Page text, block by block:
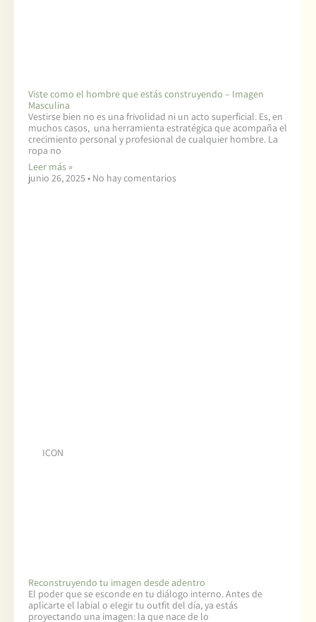
Viste como el hombre que estás construyendo – Imagen
Masculina
Vestirse bien no es una frivolidad ni un acto superficial. Es, en
muchos casos, una herramienta estratégica que acompaña el
crecimiento personal y profesional de cualquier hombre. La
ropa no
Leer más »
junio 26, 2025
No hay comentarios
ICON
Reconstruyendo tu imagen desde adentro
El poder que se esconde en tu diálogo interno. Antes de
aplicarte el labial o elegir tu outfit del día, ya estás
proyectando una imagen: la que nace de lo